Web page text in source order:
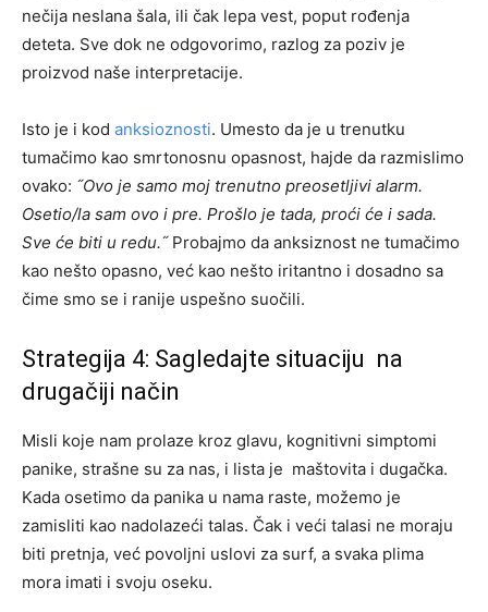
nečija neslana šala, ili čak lepa vest, poput rođenja
deteta. Sve dok ne odgovorimo, razlog za poziv je
proizvod naše interpretacije.
Isto je i kod anksioznosti. Umesto da je u trenutku
tumačimo kao smrtonosnu opasnost, hajde da razmislimo
ovako: ˝Ovo je samo moj trenutno preosetljivi alarm.
Osetio/la sam ovo i pre. Prošlo je tada, proći će i sada.
Sve će biti u redu.˝Probajmo da anksiznost ne tumačimo
kao nešto opasno, već kao nešto iritantno i dosadno sa
čime smo se i ranije uspešno suočili.
Strategija 4: Sagledajte situaciju na
drugačiji način
Misli koje nam prolaze kroz glavu, kognitivni simptomi
panike, strašne su za nas, i lista je maštovita i dugačka.
Kada osetimo da panika u nama raste, možemo je
zamisliti kao nadolazeći talas. Čak i veći talasi ne moraju
biti pretnja, već povoljni uslovi za surf, a svaka plima
mora imati i svoju oseku.